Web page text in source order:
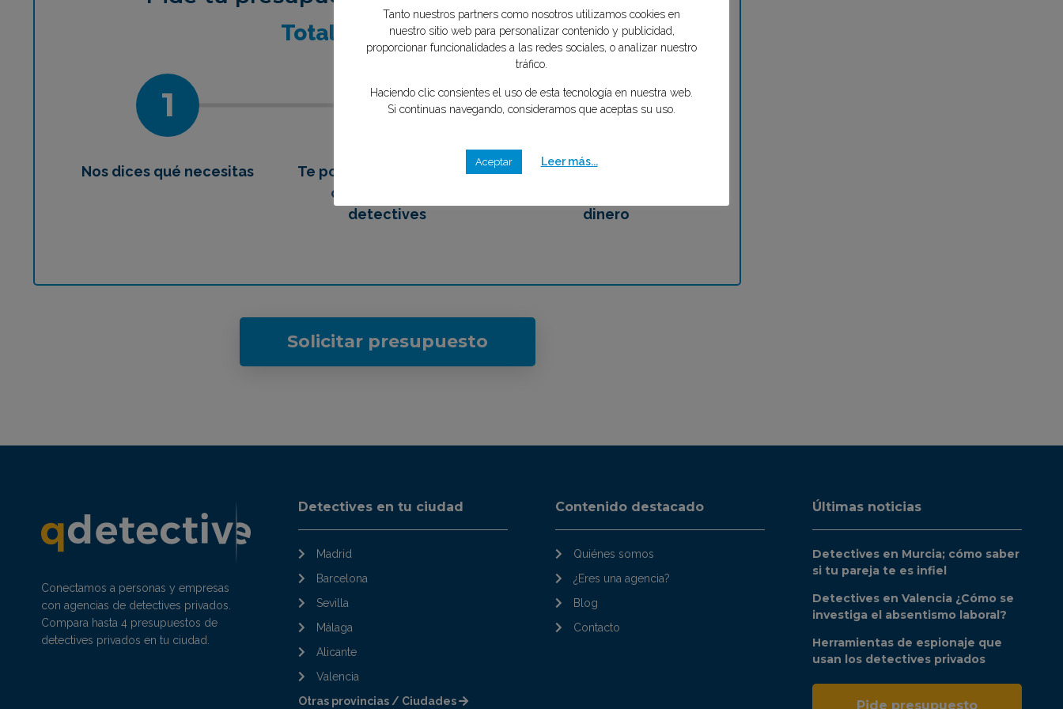
Totalmente GRATIS
1 2 3
Nos dices qué necesitas
Te ponemos en contacto
con los mejores
detectives
Eliges tu mejor opción,
dinero
Solicitar presupuesto
Conectamos a personas y empresas
con agencias de detectives privados.
Compara hasta 4 presupuestos de
detectives privados en tu ciudad.
Detectives en tu ciudad
Madrid
Barcelona
Sevilla
Málaga
Alicante
Valencia
Otras provincias / Ciudades
Contenido destacado
Quiénes somos
¿Eres una agencia?
Blog
Contacto
Últimas noticias
Detectives en Murcia; cómo saber
si tu pareja te es infiel
Detectives en Valencia ¿Cómo se
investiga el absentismo laboral?
Herramientas de espionaje que
usan los detectives privados
Pide presupuesto
nosotros
Tanto nuestros partners como nosotros utilizamos cookies en
proporcionar funcionalidades a las redes sociales, o analizar nuestro
tráfico.
Si continuas navegando, consideramos que aceptas su uso.
Aceptar Leer más...
¿Qué tipo de caso quieres investigar?*